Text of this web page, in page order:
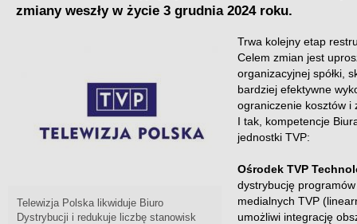
zmiany weszły w życie 3 grudnia 2024 roku.
Telewizja Polska likwiduje Biuro
Dystrybucji i redukuje liczbę stanowisk
Trwa kolejny etap
Celem zmian jest
organizacyjnej spółki,
bardziej efektywne
ograniczenie kosztów i
I tak, kompetencje
jednostki TVP:
Ośrodek TVP
dystrybucję
medialnych TVP
umożliwi integrację